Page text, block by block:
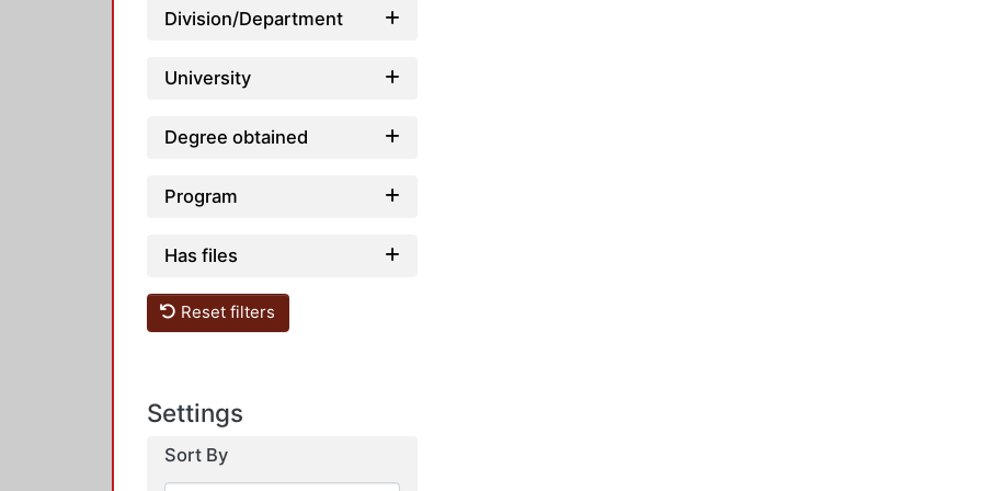
Division/Department
University
Degree obtained
Program
Has files
Reset filters
Settings
Sort By